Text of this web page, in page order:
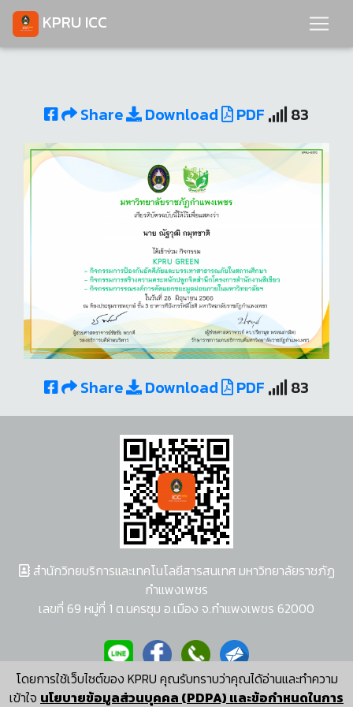
KPRU ICC
Share Download PDF 83
Share Download PDF 83
โดยการใช้เว็บไซต์ของ KPRU คุณรับทราบว่าคุณได้อ่านและทำความ
เข้าใจ นโยบายข้อมูลส่วนบุคคล (PDPA) และข้อกำหนดในการ
สำนักวิทยบริการและเทคโนโลยีสารสนเทศ มหาวิทยาลัยราชภัฏ
กำแพงเพชร
เลขที่ 69 หมู่ที่ 1 ต.นครชุม อ.เมือง จ.กำแพงเพชร 62000
ผู้พัฒนาระบบ อนุชา พวงผกา